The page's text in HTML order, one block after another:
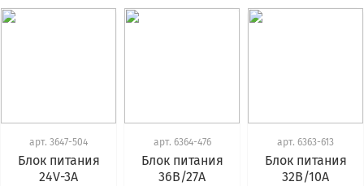
арт. 3647-504
Блок питания
24V-3A
арт. 6364-476
Блок питания
36В/27А
арт. 6363-613
Блок питания
32В/10А